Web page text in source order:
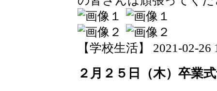
【学校生活】 2021-02-26
２月２５日（木）卒業